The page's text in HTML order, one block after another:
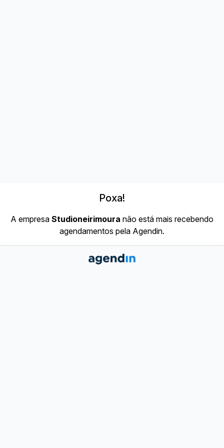
Poxa!
A empresa Studioneirimoura não está mais recebendo
agendamentos pela Agendin.